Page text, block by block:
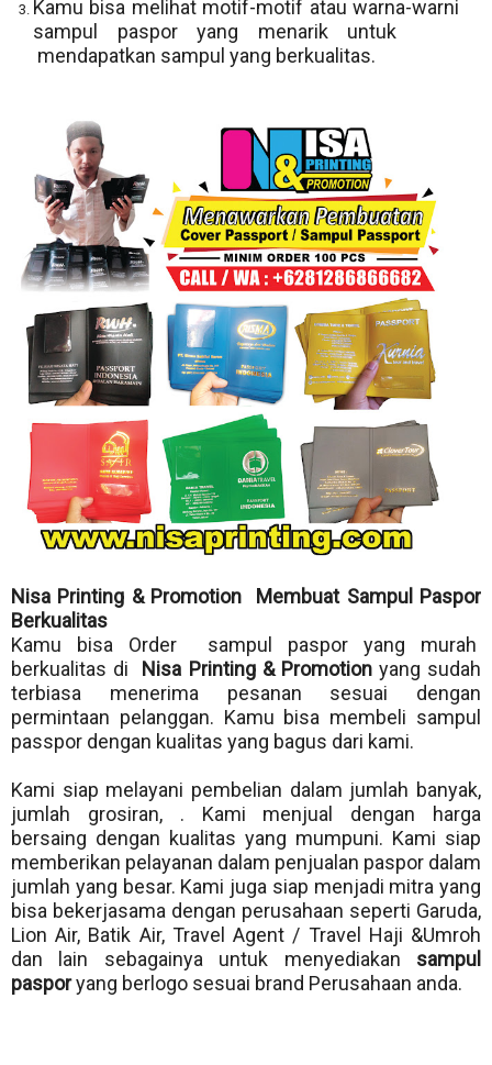
Kamu bisa melihat motif-motif atau warna-warni
sampul paspor yang menarik untuk
mendapatkan sampul yang berkualitas.
Nisa Printing & Promotion Membuat Sampul Paspor
Berkualitas
Kamu bisa Order sampul paspor yang murah
berkualitas di
Nisa Printing & Promotion yang sudah
terbiasa menerima pesanan sesuai dengan
permintaan pelanggan. Kamu bisa membeli sampul
passpor dengan kualitas yang bagus dari kami.
Kami siap melayani pembelian dalam jumlah banyak,
jumlah grosiran, . Kami menjual dengan harga
bersaing dengan kualitas yang mumpuni. Kami siap
memberikan pelayanan dalam penjualan paspor dalam
jumlah yang besar. Kami juga siap menjadi mitra yang
bisa bekerjasama dengan perusahaan seperti Garuda,
Lion Air, Batik Air, Travel Agent / Travel Haji &Umroh
dan lain sebagainya untuk menyediakan sampul
pasporyang berlogo sesuai brand Perusahaan anda.